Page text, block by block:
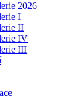
2026
I
II
IV
III